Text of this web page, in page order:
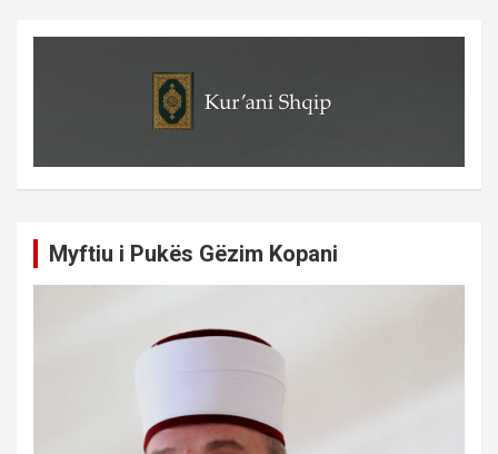
Myftiu i Pukës Gëzim Kopani